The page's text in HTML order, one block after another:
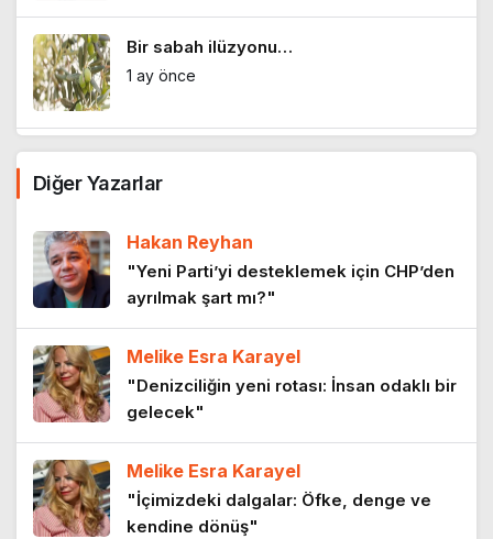
Bir sabah ilüzyonu…
1 ay önce
Bir zamanlar İstanbul: Eski İstanbul
meyhaneleri
Lilith efsanesi
3 ay önce
Mor salkımlar ve İstanbul köşkleri
4 ay önce
HEY ONBEŞLİ… Kınalı Kuzular
5 ay önce
Diğer Yazarlar
Hakan Reyhan
"Yeni Parti’yi desteklemek için CHP’den
ayrılmak şart mı?"
Melike Esra Karayel
"Denizciliğin yeni rotası: İnsan odaklı bir
gelecek"
Melike Esra Karayel
"İçimizdeki dalgalar: Öfke, denge ve
kendine dönüş"